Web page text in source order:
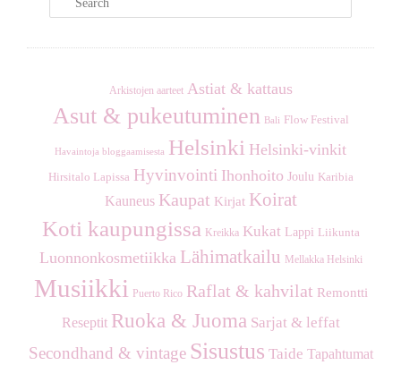
e
Arkistojen aarteet Astiat & kattaus
Asut & pukeutuminen Bali Flow Festival
Havaintoja bloggaamisesta Helsinki Helsinki-vinkit
Hirsitalo Lapissa Hyvinvointi Ihonhoito Joulu Karibia
Kauneus Kaupat Kirjat Koirat
Koti kaupungissa Kreikka Kukat Lappi Liikunta
Luonnonkosmetiikka Lähimatkailu Mellakka Helsinki
Musiikki Puerto Rico Raflat & kahvilat Remontti
Reseptit Ruoka & Juoma Sarjat & leffat
Secondhand & vintage Sisustus Taide Tapahtumat